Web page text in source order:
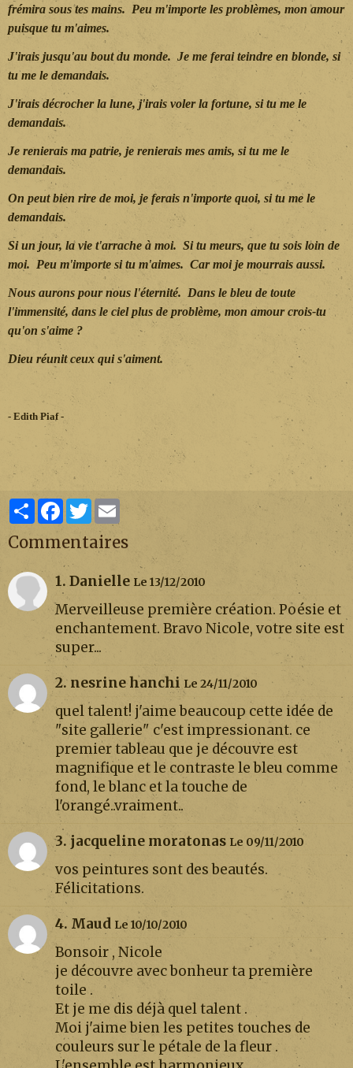
frémira sous tes mains. Peu m'importe les problèmes, mon amour
puisque tu m'aimes.
J'irais jusqu'au bout du monde. Je me ferai teindre en blonde, si
tu me le demandais.
J'irais décrocher la lune, j'irais voler la fortune, si tu me le
demandais.
Je renierais ma patrie, je renierais mes amis, si tu me le
demandais.
On peut bien rire de moi, je ferais n'importe quoi, si tu me le
demandais.
Si un jour, la vie t'arrache à moi. Si tu meurs, que tu sois loin de
moi. Peu m'importe si tu m'aimes. Car moi je mourrais aussi.
Nous aurons pour nous l'éternité. Dans le bleu de toute
l'immensité, dans le ciel plus de problème, mon amour crois-tu
qu'on s'aime ?
Dieu réunit ceux qui s'aiment.
- Edith Piaf -
PartagerFacebook
Twitter
Commentaires
1. Danielle Le 13/12/2010
Merveilleuse première création. Poésie et
enchantement. Bravo Nicole, votre site est
super...
2. nesrine hanchi Le 24/11/2010
quel talent! j'aime beaucoup cette idée de
"site gallerie" c'est impressionant. ce
premier tableau que je découvre est
magnifique et le contraste le bleu comme
fond, le blanc et la touche de
l'orangé..vraiment..
3. jacqueline moratonas Le 09/11/2010
vos peintures sont des beautés.
Félicitations.
4. Maud Le 10/10/2010
Bonsoir , Nicole
je découvre avec bonheur ta première
toile .
Et je me dis déjà quel talent .
Moi j'aime bien les petites touches de
couleurs sur le pétale de la fleur .